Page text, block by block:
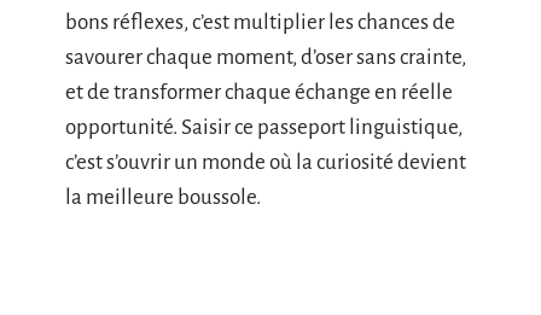
bons réflexes, c’est multiplier les chances de
savourer chaque moment, d’oser sans crainte,
et de transformer chaque échange en réelle
opportunité. Saisir ce passeport linguistique,
c’est s’ouvrir un monde où la curiosité devient
la meilleure boussole.